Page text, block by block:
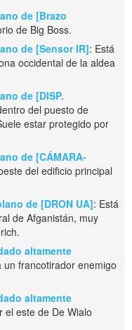
de [Brazo
de Big Boss.
de [Sensor IR]: Está
occidental de la aldea
de [DISP.
del puesto de
estar protegido por
de [CÁMARA-
del edificio principal
de [DRON UA]: Está
de Afganistán, muy
altamente
francotirador enemigo
altamente
el este de De Wialo